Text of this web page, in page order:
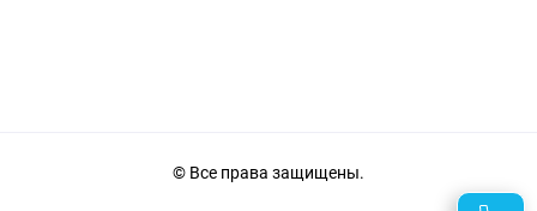
© Все права защищены.